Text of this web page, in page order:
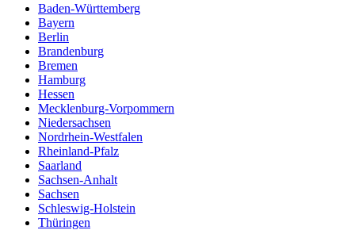
Baden-Württemberg
Bayern
Berlin
Brandenburg
Bremen
Hamburg
Hessen
Mecklenburg-Vorpommern
Niedersachsen
Nordrhein-Westfalen
Rheinland-Pfalz
Saarland
Sachsen-Anhalt
Sachsen
Schleswig-Holstein
Thüringen